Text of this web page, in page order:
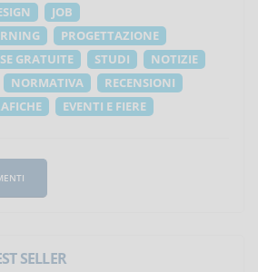
JOB
PROGETTAZIONE
GRATUITE STUDI
NOTIZIE
NORMATIVA
RECENSIONI
EVENTI E FIERE
SELLER